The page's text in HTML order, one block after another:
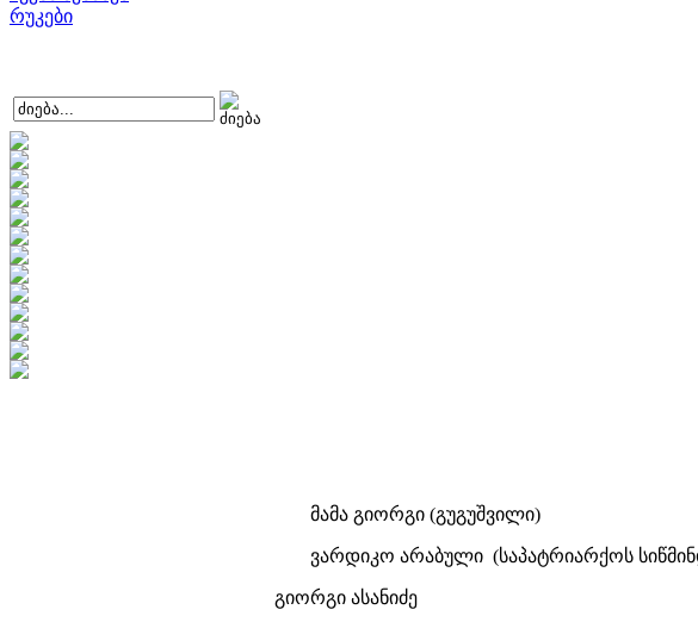
რუკები
მამა გიორგი (გუგუშვილი)
ვარდიკო არაბული (საპატრიარქოს
გიორგი ასანიძე